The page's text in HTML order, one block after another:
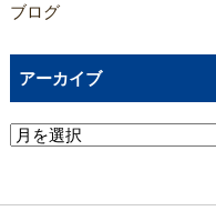
ブログ
アーカイブ